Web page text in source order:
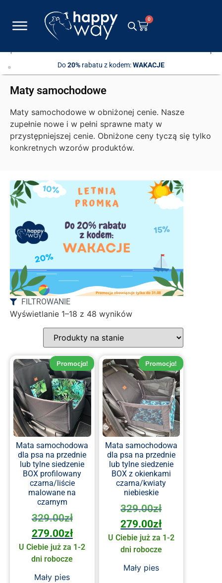
0
Bezpłatna dostawaprzy zamówieniach od 600 zł
Maty samochodowe
Maty samochodowe w obniżonej cenie. Nasze
zupełnie nowe i w pełni sprawne maty w
przystępniejszej cenie. Obniżone ceny tyczą się tylko
konkretnych wzorów produktów.
FILTROWANIE
Wyświetlanie 1–18 z 48 wyników
Promocja!
Mata samochodowa
dla psa na przednie
lub tylne siedzenie
BOX profilowany
czarna/liście
malowane na
czarnym
329.00zł
279.00zł
U Ciebie już za 1-2
dni robocze
Mały pies
Promocja!
Mata samochodowa
dla psa na przednie
lub tylne siedzenie
BOX z okienkami
czarna/kwiaty
niebieskie
329.00zł
279.00zł
U Ciebie już za 1-2
dni robocze
Mały pies